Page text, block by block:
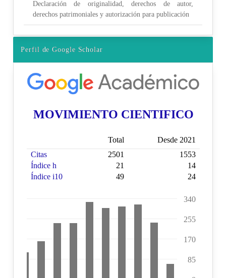
Declaración de originalidad, derechos de autor,
derechos patrimoniales y autorización para publicación
Perfil de Google Scholar